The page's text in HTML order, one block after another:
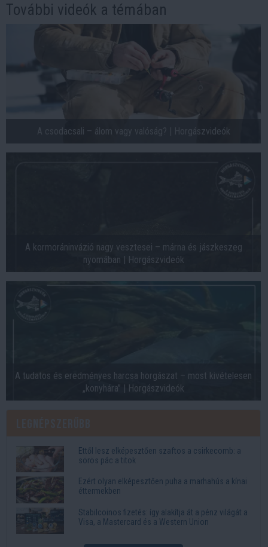
További videók a témában
A csodacsali – álom vagy valóság? | Horgászvideók
A kormoráninvázió nagy vesztesei – márna és jászkeszeg
nyomában | Horgászvideók
A tudatos és eredményes harcsa horgászat – most kivételesen
„konyhára” | Horgászvideók
Ettől lesz elképesztően szaftos a csirkecomb: a
sörös pác a titok
Ezért olyan elképesztően puha a marhahús a kínai
éttermekben
Stabilcoinos fizetés: így alakítja át a pénz világát a
Visa, a Mastercard és a Western Union